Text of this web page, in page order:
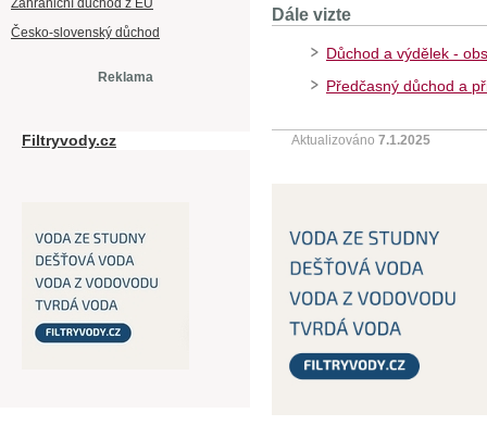
Zahraniční důchod z EU
Česko-slovenský důchod
Reklama
Filtryvody.cz
Dále vizte
Důchod a výdělek -
Předčasný důchod a
Aktualizováno 7.1.2025